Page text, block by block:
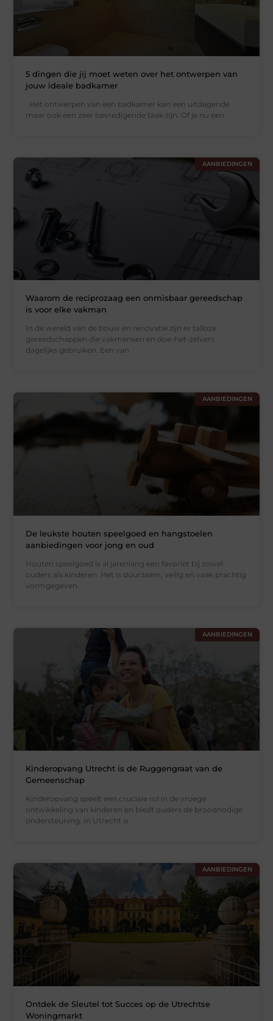
5 dingen die jij moet weten over het ontwerpen van
jouw ideale badkamer
Het ontwerpen van een badkamer kan een uitdagende
maar ook een zeer bevredigende taak zijn. Of je nu een
AANBIEDINGEN
Waarom de reciprozaag een onmisbaar gereedschap
is voor elke vakman
In de wereld van de bouw en renovatie zijn er talloze
gereedschappen die vakmensen en doe-het-zelvers
dagelijks gebruiken. Een van
AANBIEDINGEN
De leukste houten speelgoed en hangstoelen
aanbiedingen voor jong en oud
Houten speelgoed is al jarenlang een favoriet bij zowel
ouders als kinderen. Het is duurzaam, veilig en vaak prachtig
vormgegeven.
AANBIEDINGEN
Kinderopvang Utrecht is de Ruggengraat van de
Gemeenschap
Kinderopvang speelt een cruciale rol in de vroege
ontwikkeling van kinderen en biedt ouders de broodnodige
ondersteuning. In Utrecht is
AANBIEDINGEN
Ontdek de Sleutel tot Succes op de Utrechtse
Woningmarkt